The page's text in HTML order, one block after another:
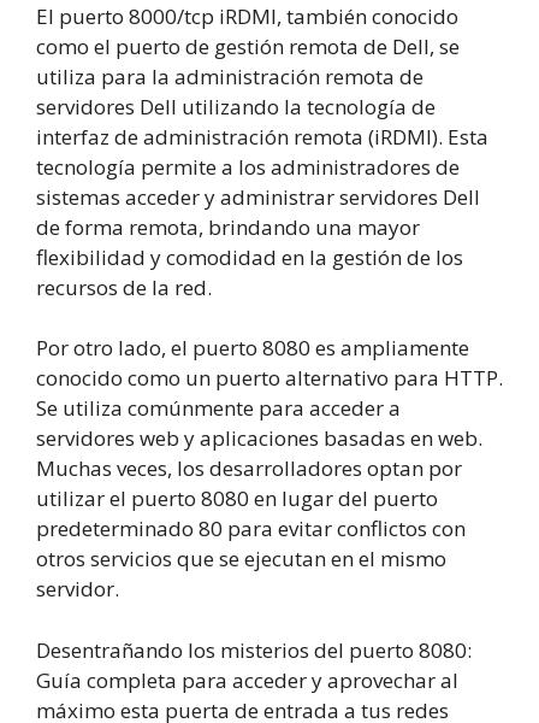
El puerto 8000/tcp iRDMI, también conocido
como el puerto de gestión remota de Dell, se
utiliza para la administración remota de
servidores Dell utilizando la tecnología de
interfaz de administración remota (iRDMI). Esta
tecnología permite a los administradores de
sistemas acceder y administrar servidores Dell
de forma remota, brindando una mayor
flexibilidad y comodidad en la gestión de los
recursos de la red.
Por otro lado, el puerto 8080 es ampliamente
conocido como un puerto alternativo para HTTP.
Se utiliza comúnmente para acceder a
servidores web y aplicaciones basadas en web.
Muchas veces, los desarrolladores optan por
utilizar el puerto 8080 en lugar del puerto
predeterminado 80 para evitar conflictos con
otros servicios que se ejecutan en el mismo
servidor.
Desentrañando los misterios del puerto 8080:
Guía completa para acceder y aprovechar al
máximo esta puerta de entrada a tus redes